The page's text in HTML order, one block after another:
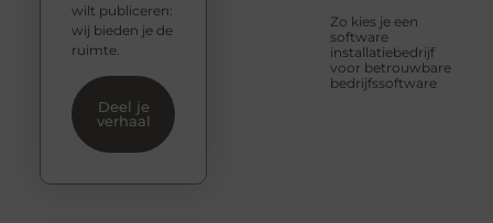
Zo kies je een
software
installatiebedrijf
voor betrouwbare
bedrijfssoftware
wilt publiceren:
wij bieden je de
ruimte.
Deel je
verhaal